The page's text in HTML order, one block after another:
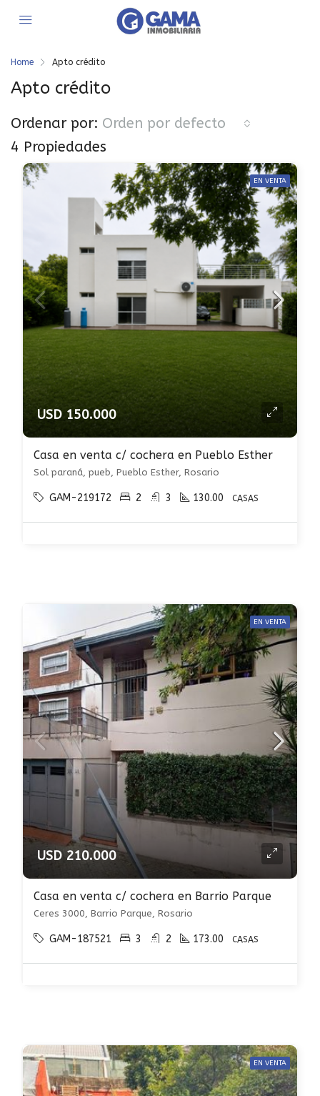
Home Apto crédito
Apto crédito
4 Propiedades
Ordenar por: Orden por defecto
EN VENTA
USD 150.000
Casa en venta c/ cochera en Pueblo Esther
Sol paraná, pueb, Pueblo Esther, Rosario
GAM-219172 2 3 130.00 CASAS
EN VENTA
USD 210.000
Casa en venta c/ cochera en Barrio Parque
Ceres 3000, Barrio Parque, Rosario
GAM-187521 3 2 173.00 CASAS
EN VENTA